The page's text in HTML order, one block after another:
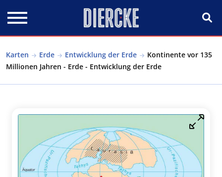
Karten Erde Entwicklung der Erde
Kontinente vor 135
Millionen Jahren - Erde - Entwicklung der Erde